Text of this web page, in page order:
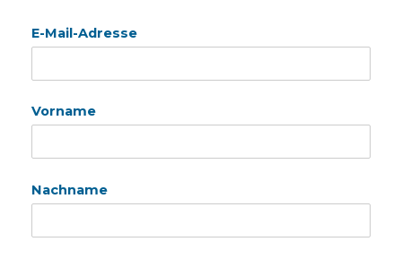
E-Mail-Adresse
Vorname
Nachname